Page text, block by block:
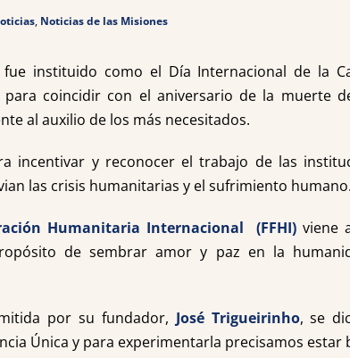
, Noticias de las Misiones
instituido como el Día Internacional de la
para coincidir con el aniversario de la muerte
al auxilio de los más necesitados.
incentivar y reconocer el trabajo de las
las crisis humanitarias y el sufrimiento humano.
Humanitaria Internacional (FFHI) viene
de sembrar amor y paz en la
por su fundador, José Trigueirinho, se
Única y para experimentarla precisamos estar